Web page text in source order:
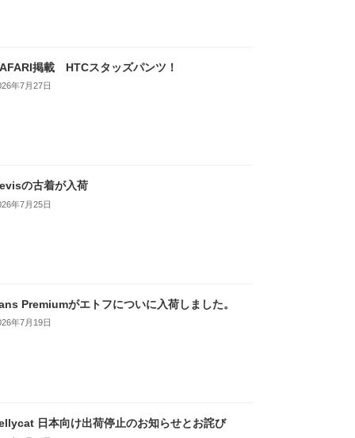
掲載 HTCスタッズパンツ！
年7月27日
の古着が入荷
年7月25日
Premiumがエトフについに入荷しました。
年7月19日
日本向け出荷停止のお知らせとお詫び